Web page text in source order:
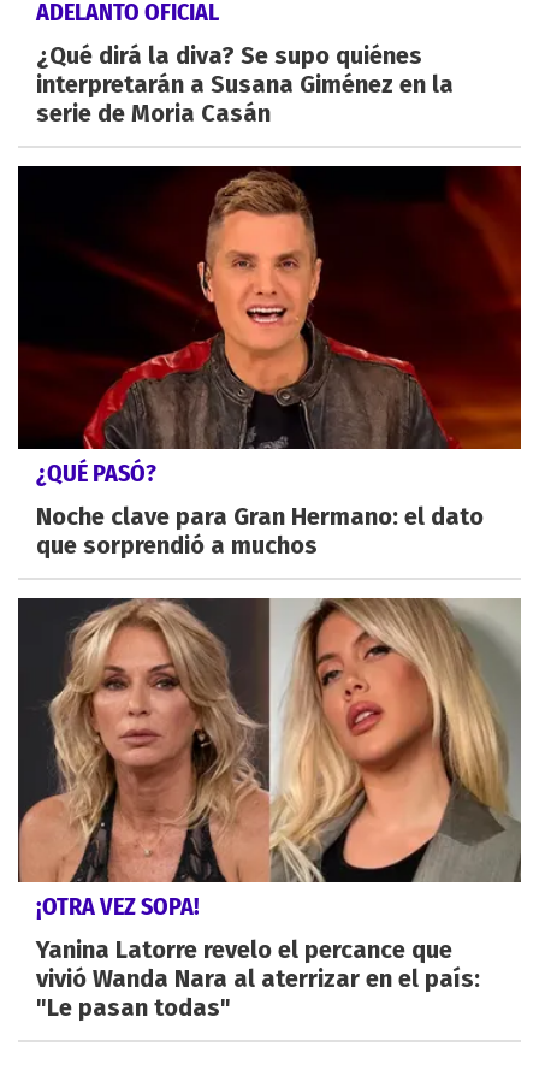
ADELANTO OFICIAL
¿Qué dirá la diva? Se supo quiénes
interpretarán a Susana Giménez en la
serie de Moria Casán
¿QUÉ PASÓ?
Noche clave para Gran Hermano: el dato
que sorprendió a muchos
¡OTRA VEZ SOPA!
Yanina Latorre revelo el percance que
vivió Wanda Nara al aterrizar en el país:
"Le pasan todas"